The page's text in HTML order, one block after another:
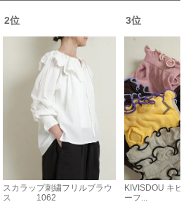
2位
スカラップ刺繍フリルブラウ
ス 1062
3位
KIVISDOU キ
ーフ...